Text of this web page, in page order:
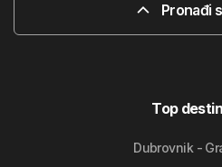
Pronađi
Top
Dubrovnik -